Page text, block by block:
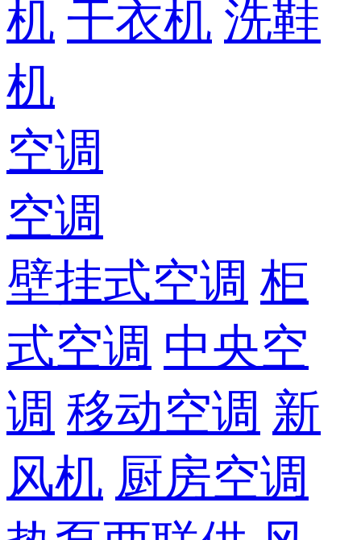
机 干衣机 洗鞋
机
空调
空调
壁挂式空调 柜
式空调 中央空
调 移动空调 新
风机 厨房空调